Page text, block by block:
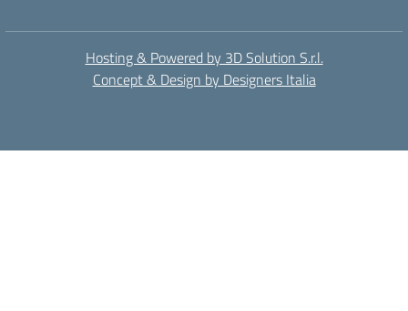
Hosting & Powered by 3D Solution S.r.l.
Concept & Design by Designers Italia